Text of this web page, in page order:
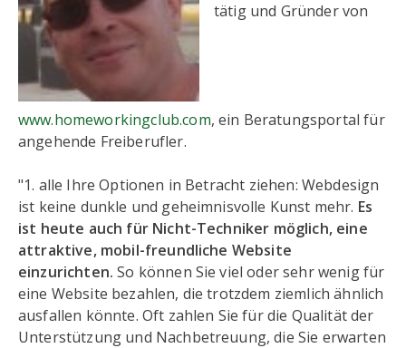
tätig und Gründer von
www.homeworkingclub.com, ein Beratungsportal für
angehende Freiberufler.
"1. alle Ihre Optionen in Betracht ziehen: Webdesign
ist keine dunkle und geheimnisvolle Kunst mehr. Es
ist heute auch für Nicht-Techniker möglich, eine
attraktive, mobil-freundliche Website
einzurichten.So können Sie viel oder sehr wenig für
eine Website bezahlen, die trotzdem ziemlich ähnlich
ausfallen könnte. Oft zahlen Sie für die Qualität der
Unterstützung und Nachbetreuung, die Sie erwarten